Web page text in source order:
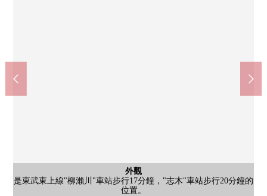
外觀
是東武東上線"柳瀨川"車站步行17分鐘，"志木"車站步行20分鐘的
位置。
客廳
客廳
廚房
廚房
廚房
廚房
洗臉
洗臉
公共汽車
公共汽車
廁所
廁所
西式房間
西式房間
西式房間
西式房間
西式房間
西式房間
西式房間
西式房間
收納
嵌入式衣櫃
和式房間
和式房間
和式房間
和式房間
門口
門口
陽台
陽台
客廳
客廳
客廳
客廳
外觀
外觀
外觀
外觀
柳瀨川站(東武東上幹線)(約1360m)
在東武東上線柳瀨川站西口，在約3000戶生活的大規模的公寓的
志木New Town，東口，閒靜的住宅區展開了。車站名的由來的自
然豐富的柳瀨川現在也現在是居民的休息處。
新座市立新座小學(約750m)
如果步行10分鐘孩子也不久能無勉強而到新座市立新座小學去
Coop幸町商店(約1000m)
akore新座商店(約440m)
Coop mirai志木幸町商店(約370m)
到便利的Coop mirai志木幸町商店步行5分鐘
WELPARK志木幸町商店(約540m)
新座診所(約370m)
全家便利店志木幸町4丁目商店(約540m)
約540m到全家便利店志木幸町4丁目商店步行7分鐘。24小時營業
的便利店在步行範圍以內為也能隨便順路去通勤、上學的話便
利。
櫻花公園(約460m)